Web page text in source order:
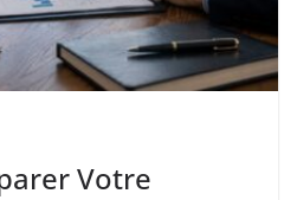
Votre